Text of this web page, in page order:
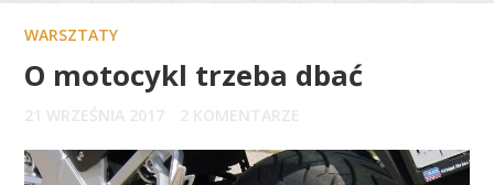
WARSZTATY
O motocykl trzeba dbać
21 WRZEŚNIA 2017 2 KOMENTARZE